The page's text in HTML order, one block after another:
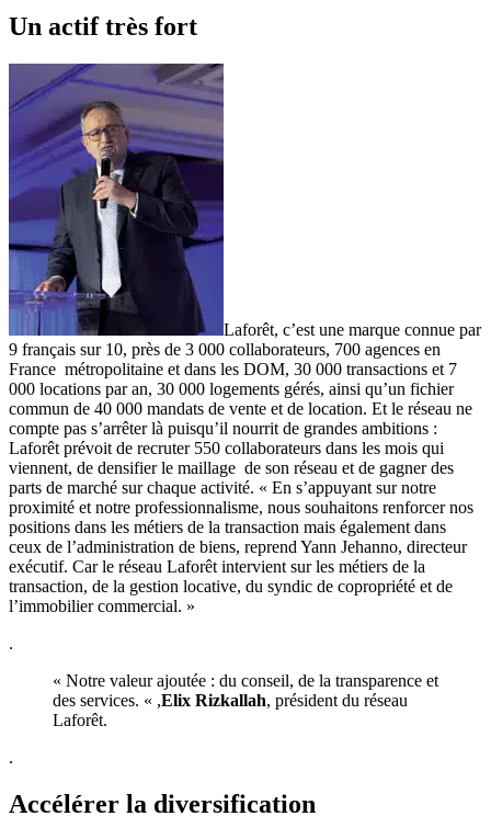
Un actif très fort
Laforêt, c’est une marque connue par
9 français sur 10, près de 3 000 collaborateurs, 700 agences en
France métropolitaine et dans les DOM, 30 000 transactions et 7
000 locations par an, 30 000 logements gérés, ainsi qu’un fichier
commun de 40 000 mandats de vente et de location. Et le réseau ne
compte pas s’arrêter là puisqu’il nourrit de grandes ambitions :
Laforêt prévoit de recruter 550 collaborateurs dans les mois qui
viennent, de densifier le maillage de son réseau et de gagner des
parts de marché sur chaque activité. « En s’appuyant sur notre
proximité et notre professionnalisme, nous souhaitons renforcer nos
positions dans les métiers de la transaction mais également dans
ceux de l’administration de biens, reprend Yann Jehanno, directeur
exécutif. Car le réseau Laforêt intervient sur les métiers de la
transaction, de la gestion locative, du syndic de copropriété et de
l’immobilier commercial. »
.
« Notre valeur ajoutée : du conseil, de la transparence et
des services. « ,Elix Rizkallah, président du réseau
Laforêt.
.
Accélérer la diversification